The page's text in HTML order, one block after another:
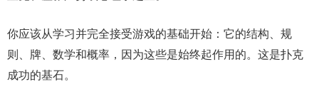
你应该从学习并完全接受游戏的基础开始：它的结构、规
则、牌、数学和概率，因为这些是始终起作用的。这是扑克
成功的基石。